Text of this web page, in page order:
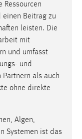
Ressourcen
einen Beitrag zu
leisten. Die
mit
und umfasst
und
als auch
ohne direkte
Algen,
Systemen ist das